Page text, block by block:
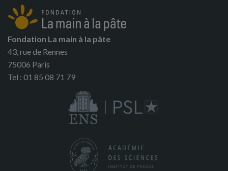
Fondation La main à la pâte
43, rue de Rennes
75006 Paris
Tel : 01 85 08 71 79